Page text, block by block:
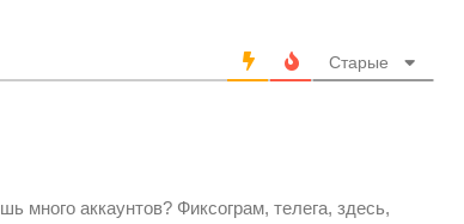
Старые
много аккаунтов? Фиксограм, телега, здесь,